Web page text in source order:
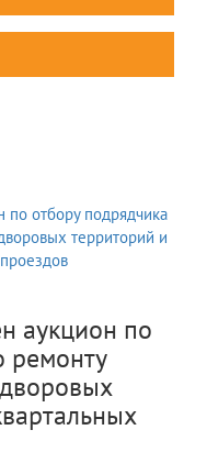
аукцион по
ремонту